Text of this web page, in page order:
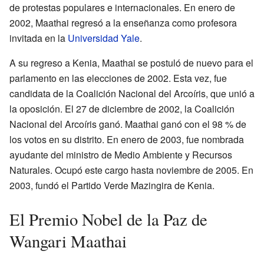
de protestas populares e internacionales. En enero de
2002, Maathai regresó a la enseñanza como profesora
invitada en la Universidad Yale.
A su regreso a Kenia, Maathai se postuló de nuevo para el
parlamento en las elecciones de 2002. Esta vez, fue
candidata de la Coalición Nacional del Arcoíris, que unió a
la oposición. El 27 de diciembre de 2002, la Coalición
Nacional del Arcoíris ganó. Maathai ganó con el 98 % de
los votos en su distrito. En enero de 2003, fue nombrada
ayudante del ministro de Medio Ambiente y Recursos
Naturales. Ocupó este cargo hasta noviembre de 2005. En
2003, fundó el Partido Verde Mazingira de Kenia.
El Premio Nobel de la Paz de
Wangari Maathai